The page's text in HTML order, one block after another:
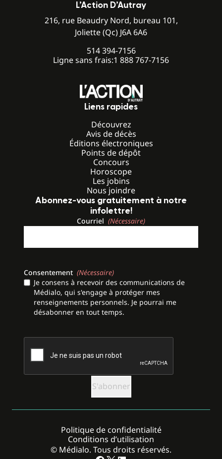
L’Action D’Autray
216, rue Beaudry Nord, bureau 101,
Joliette (Qc) J6A 6A6
514 394-7156
Ligne sans frais:1 888 767-7156
Liens rapides
Découvrez
Avis de décès
Éditions électroniques
Points de dépôt
Concours
Horoscope
Les jobins
Nous joindre
Abonnez-vous gratuitement à notre
infolettre!
Courriel (Nécessaire)
Consentement (Nécessaire)
Je consens à recevoir des communications de
Médialo, qui s'engage à protéger mes
renseignements personnels. Je pourrai me
désabonner en tout temps.
CAPTCHA
© Médialo. Tous droits réservés.
Politique de confidentialité
Conditions d’utilisation